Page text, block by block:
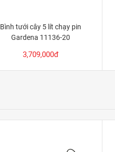
Bình tưới cây 5 lít chạy pin
Gardena 11136-20
3,709,000đ